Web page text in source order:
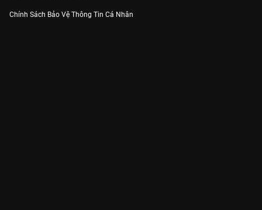
Chính Sách Bảo Vệ Thông Tin Cá Nhân